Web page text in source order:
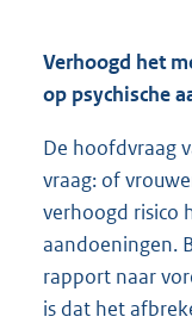
Verhoogd het
op psychische
De hoofdvraag
vraag: of
verhoogd risico
aandoeningen.
rapport naar
is dat het